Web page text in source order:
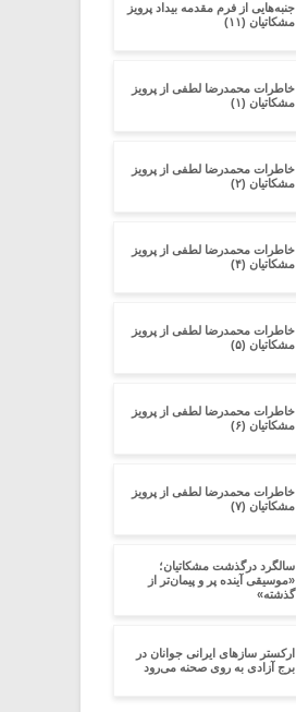
جنبه‌هایی از فرم مقدمه‌ بیداد پرویز
مشکاتیان (۱۱)
خاطرات محمدرضا لطفی از پرویز
مشکاتیان (۱)
خاطرات محمدرضا لطفی از پرویز
مشکاتیان (۲)
خاطرات محمدرضا لطفی از پرویز
مشکاتیان (۴)
خاطرات محمدرضا لطفی از پرویز
مشکاتیان (۵)
خاطرات محمدرضا لطفی از پرویز
مشکاتیان (۶)
خاطرات محمدرضا لطفی از پرویز
مشکاتیان (۷)
سالگرد درگذشت مشکاتیان؛
«موسیقی آینده پر‌ و پیمان‌تر از
گذشته»
ارکستر سازهای ایرانی جوانان در
برج آزادی به روی صحنه می‌رود